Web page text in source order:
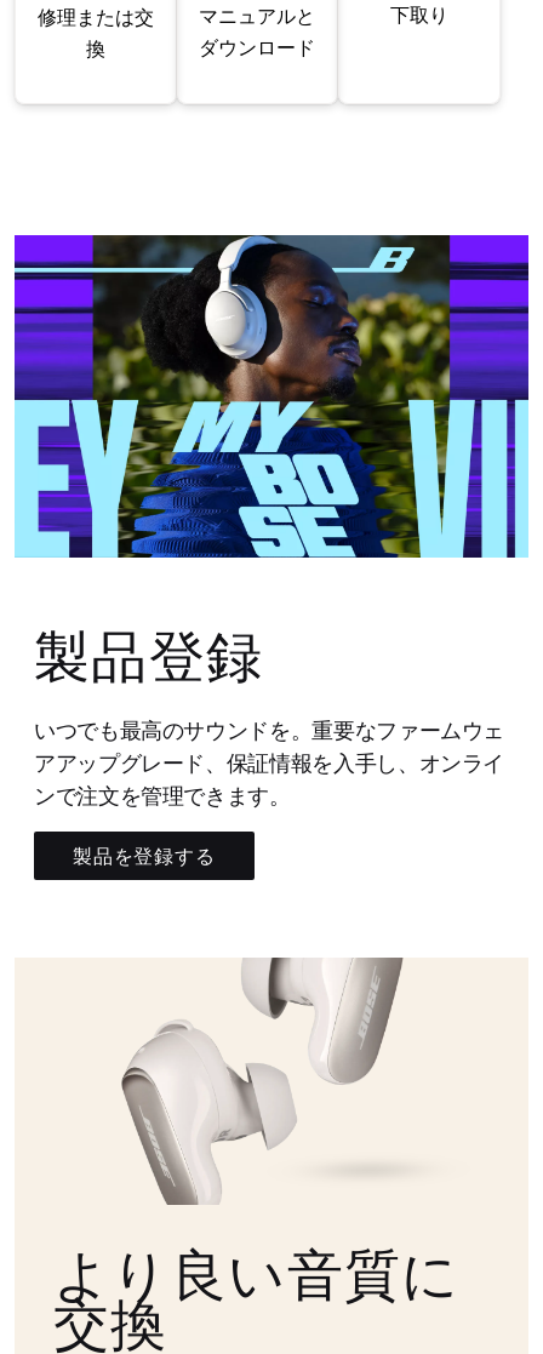
修理または交
換
マニュアルと
ダウンロード
下取り
製品登録
いつでも最高のサウンドを。重要なファームウェ
アアップグレード、保証情報を入手し、オンライ
ンで注文を管理できます。
製品を登録する
より良い音質に
交換